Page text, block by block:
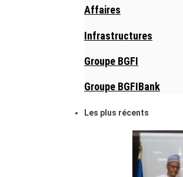
Affaires
Infrastructures
Groupe BGFI
Groupe BGFIBank
Les plus récents